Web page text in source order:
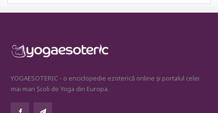
YOGAESOTERIC - o enciclopedie ezoterică online și portalul celei
mai mari Școli de Yoga din Europa.